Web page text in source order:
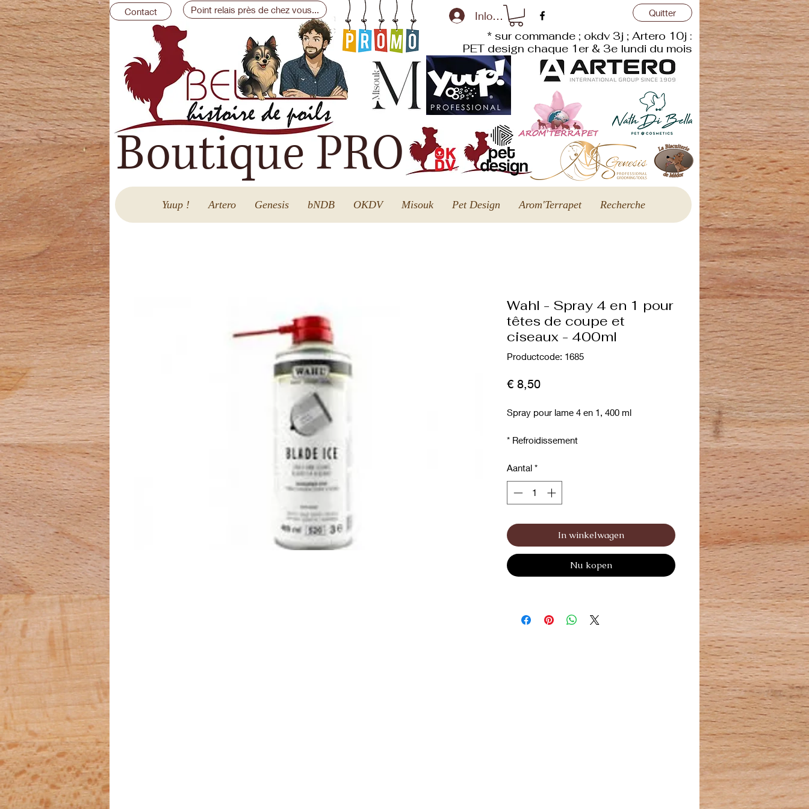
Contact Point relais près de chez vous... Inloggen
Boutique PRO
Quitter
* sur commande ; okdv 3j ; Artero 10j :
PET design chaque 1er & 3e lundi du mois
Yuup ! Artero Genesis bNDB OKDV Misouk Pet Design Arom'Terrapet Recherche
Wahl - Spray 4 en 1 pour
têtes de coupe et
ciseaux - 400ml
Productcode: 1685
€ 8,50Prijs
Spray pour lame 4 en 1, 400 ml
* Refroidissement
* Lubrifie
* Préventif contre la corrosion
appliquer sur et entre les têtes de rasage
de la tondeuse pendant et après le
Le produit permet de réduire la friction, la
chaleur et une durée de vie plus longue
Contenu:400ml
Aantal *
In winkelwagen
Nu kopen